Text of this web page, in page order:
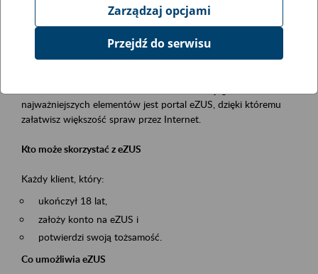
Opis wydarzenia
Platforma Usług Elektronicznych ZUS eZUS
najważniejszych elementów jest portal eZUS, dzięki któremu
załatwisz większość spraw przez Internet.
Kto może skorzystać z eZUS
Każdy klient, który:
ukończył 18 lat,
założy konto na eZUS i
potwierdzi swoją tożsamość.
Co umożliwia eZUS
Zarządzaj opcjami
Przejdź do serwisu